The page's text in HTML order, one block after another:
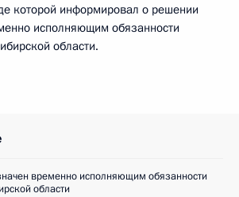
которой информировал о решении
исполняющим обязанности
области.
временно исполняющим обязанности
области